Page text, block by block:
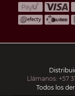
Llámanos: +57
Todos los